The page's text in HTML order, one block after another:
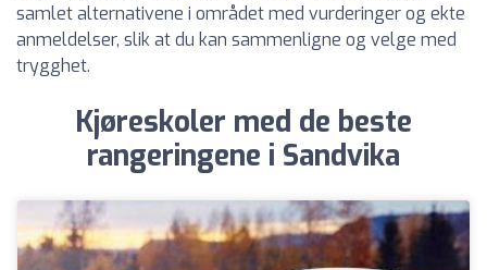
samlet alternativene i området med vurderinger og ekte
anmeldelser, slik at du kan sammenligne og velge med
trygghet.
Kjøreskoler med de beste
rangeringene i Sandvika